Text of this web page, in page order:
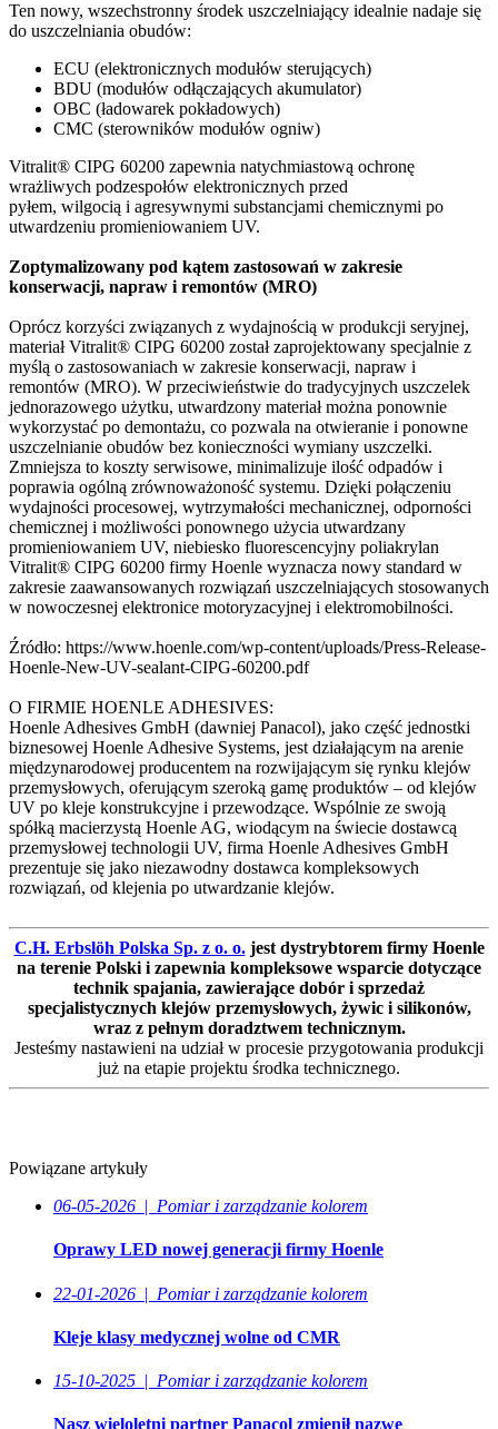
Ten nowy, wszechstronny środek uszczelniający idealnie nadaje się
do uszczelniania obudów:
ECU (elektronicznych modułów sterujących)
BDU (modułów odłączających akumulator)
OBC (ładowarek pokładowych)
CMC (sterowników modułów ogniw)
Vitralit® CIPG 60200 zapewnia natychmiastową ochronę
wrażliwych podzespołów elektronicznych przed
pyłem, wilgocią i agresywnymi substancjami chemicznymi po
utwardzeniu promieniowaniem UV.
Zoptymalizowany pod kątem zastosowań w zakresie
konserwacji, napraw i remontów (MRO)
Oprócz korzyści związanych z wydajnością w produkcji seryjnej,
materiał Vitralit® CIPG 60200 został zaprojektowany specjalnie z
myślą o zastosowaniach w zakresie konserwacji, napraw i
remontów (MRO). W przeciwieństwie do tradycyjnych uszczelek
jednorazowego użytku, utwardzony materiał można ponownie
wykorzystać po demontażu, co pozwala na otwieranie i ponowne
uszczelnianie obudów bez konieczności wymiany uszczelki.
Zmniejsza to koszty serwisowe, minimalizuje ilość odpadów i
poprawia ogólną zrównoważoność systemu. Dzięki połączeniu
wydajności procesowej, wytrzymałości mechanicznej, odporności
chemicznej i możliwości ponownego użycia utwardzany
promieniowaniem UV, niebiesko fluorescencyjny poliakrylan
Vitralit® CIPG 60200 firmy Hoenle wyznacza nowy standard w
zakresie zaawansowanych rozwiązań uszczelniających stosowanych
w nowoczesnej elektronice motoryzacyjnej i elektromobilności.
Źródło: https://www.hoenle.com/wp-content/uploads/Press-Release-
Hoenle-New-UV-sealant-CIPG-60200.pdf
O FIRMIE HOENLE ADHESIVES:
Hoenle Adhesives GmbH (dawniej Panacol), jako część jednostki
biznesowej Hoenle Adhesive Systems, jest działającym na arenie
międzynarodowej producentem na rozwijającym się rynku klejów
przemysłowych, oferującym szeroką gamę produktów – od klejów
UV po kleje konstrukcyjne i przewodzące. Wspólnie ze swoją
spółką macierzystą Hoenle AG, wiodącym na świecie dostawcą
przemysłowej technologii UV, firma Hoenle Adhesives GmbH
prezentuje się jako niezawodny dostawca kompleksowych
rozwiązań, od klejenia po utwardzanie klejów.
C.H. Erbslöh Polska Sp. z o. o.jest dystrybtorem firmy Hoenle
na terenie Polski i zapewnia kompleksowe wsparcie dotyczące
technik spajania, zawierające dobór i sprzedaż
specjalistycznych klejów przemysłowych, żywic i silikonów,
wraz z pełnym doradztwem technicznym.
Jesteśmy nastawieni na udział w procesie przygotowania produkcji
już na etapie projektu środka technicznego.
Powiązane artykuły
06-05-2026 | Pomiar i zarządzanie kolorem
Oprawy LED nowej generacji firmy Hoenle
22-01-2026 | Pomiar i zarządzanie kolorem
Kleje klasy medycznej wolne od CMR
15-10-2025 | Pomiar i zarządzanie kolorem
Nasz wieloletni partner Panacol zmienił nazwę